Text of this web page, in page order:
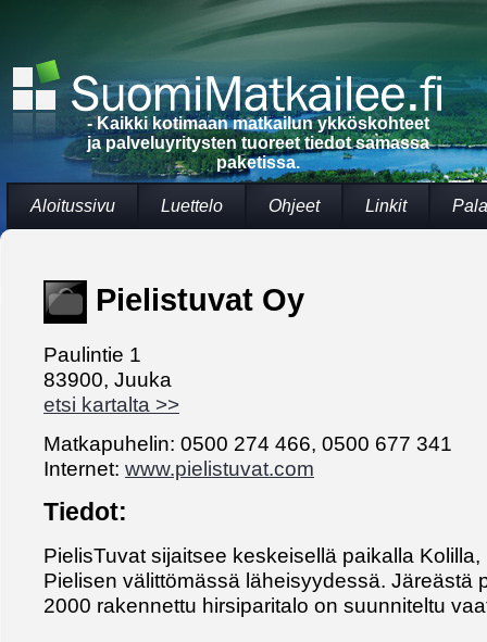
- Kaikki kotimaan matkailun ykköskohteet
ja palveluyritysten tuoreet tiedot samassa
paketissa.
Aloitussivu Luettelo Ohjeet Linkit
Pielistuvat Oy
Paulintie 1
83900, Juuka
etsi kartalta >>
Matkapuhelin: 0500 274 466, 0500 677 341
Internet: www.pielistuvat.com
Tiedot:
PielisTuvat sijaitsee keskeisellä paikalla
Pielisen välittömässä läheisyydessä. Järeästä
2000 rakennettu hirsiparitalo on suunniteltu